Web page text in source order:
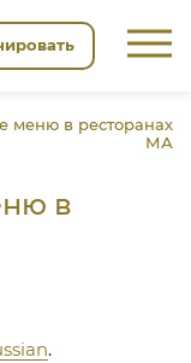
меню в ресторанах
МА
в
.